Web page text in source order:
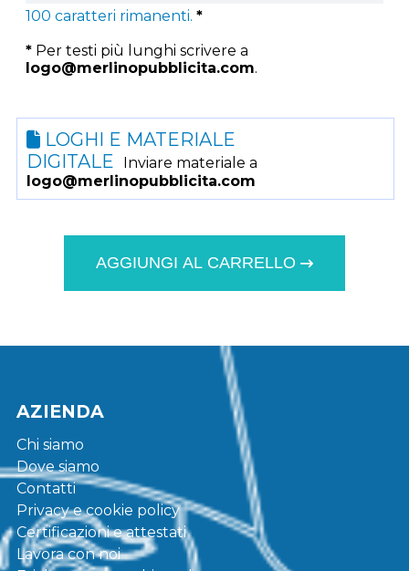
100 caratteri rimanenti. *
* Per testi più lunghi scrivere a
logo@merlinopubblicita.com.
LOGHI E MATERIALE
DIGITALE
Inviare materiale a
logo@merlinopubblicita.com
AGGIUNGI AL CARRELLO
AZIENDA
Chi siamo
Dove siamo
Contatti
Privacy e cookie policy
Certificazioni e attestati
Lavora con noi